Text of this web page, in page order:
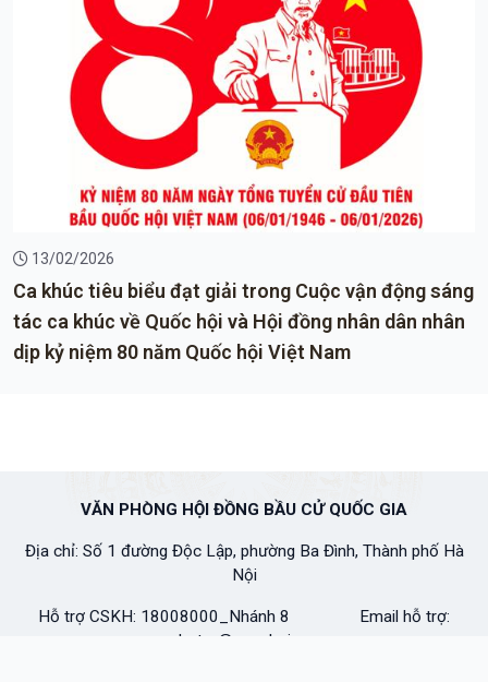
13/02/2026
Ca khúc tiêu biểu đạt giải trong Cuộc vận động sáng
tác ca khúc về Quốc hội và Hội đồng nhân dân nhân
dịp kỷ niệm 80 năm Quốc hội Việt Nam
VĂN PHÒNG HỘI ĐỒNG BẦU CỬ QUỐC GIA
Địa chỉ: Số 1 đường Độc Lập, phường Ba Đình, Thành phố Hà
Nội
Hỗ trợ CSKH: 18008000_Nhánh 8 Email hỗ trợ:
hotro@quochoi.vn